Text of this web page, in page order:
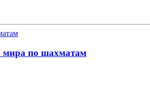
мира по шахматам